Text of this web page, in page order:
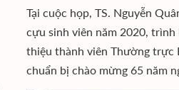
Tại cuộc họp, TS. Nguyễn
cựu sinh viên năm 2020,
thiệu thành viên Thường trực
chuẩn bị chào mừng 65 năm